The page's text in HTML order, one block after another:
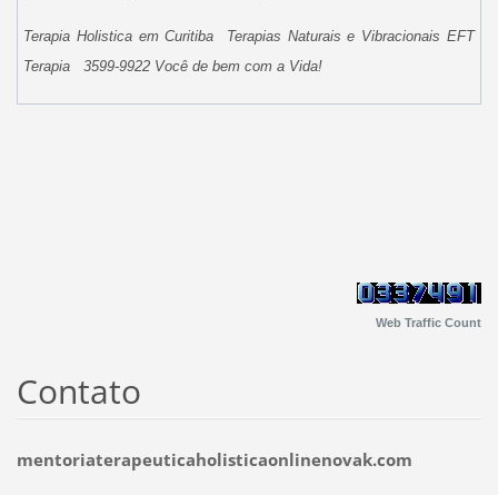
Terapia Holistica em Curitiba Terapias Naturais e Vibracionais EFT
Terapia 3599-9922 Você de bem com a Vida!
Web Traffic Count
Contato
mentoriaterapeuticaholisticaonlinenovak.com